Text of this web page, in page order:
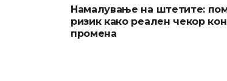
Намалување на штетите:
ризик како реален чекор кон
промена